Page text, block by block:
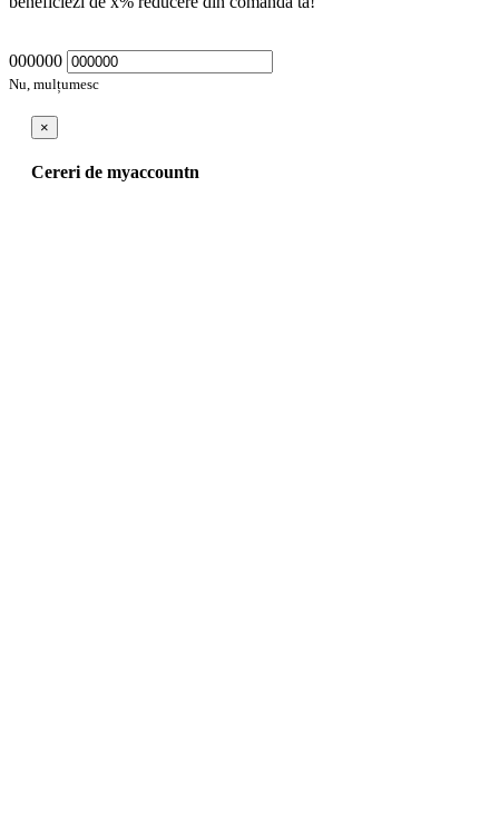
000000
Nu, mulțumesc
×
Cereri de myaccountn